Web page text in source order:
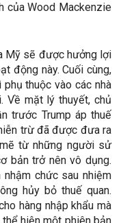
của Wood Mackenzie
Mỹ sẽ được hưởng lợi
động này. Cuối cùng,
thuộc vào các nhà
Về mặt lý thuyết, chủ
trước Trump áp thuế
trừ đã được đưa ra
từ những người sử
bản trở nên vô dụng.
chức sau nhiệm
hủy bỏ thuế quan.
hàng nhập khẩu mà